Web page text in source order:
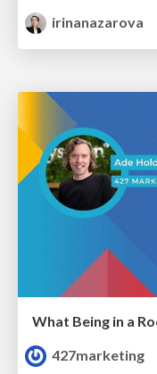
irinanazarova
427marketing